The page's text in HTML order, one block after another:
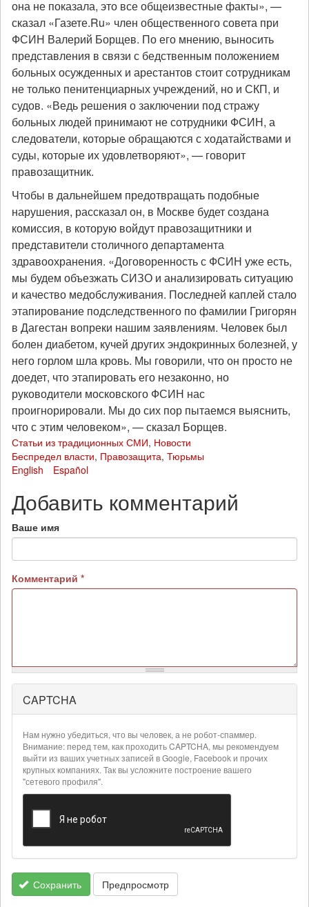
она не показала, это все общеизвестные факты», —
сказал «Газете.Ru» член общественного совета при
ФСИН Валерий Борщев. По его мнению, выносить
представления в связи с бедственным положением
больных осужденных и арестантов стоит сотрудникам
не только пенитенциарных учреждений, но и СКП, и
судов. «Ведь решения о заключении под стражу
больных людей принимают не сотрудники ФСИН, а
следователи, которые обращаются с ходатайствами и
суды, которые их удовлетворяют», — говорит
правозащитник.
Чтобы в дальнейшем предотвращать подобные
нарушения, рассказал он, в Москве будет создана
комиссия, в которую войдут правозащитники и
представители столичного департамента
здравоохранения. «Договоренность с ФСИН уже есть,
мы будем объезжать СИЗО и анализировать ситуацию
и качество медобслуживания. Последней каплей стало
этапирование подследственного по фамилии Григорян
в Дагестан вопреки нашим заявлениям. Человек был
болен диабетом, кучей других эндокринных болезней, у
него горлом шла кровь. Мы говорили, что он просто не
доедет, что этапировать его незаконно, но
руководители московского ФСИН нас
проигнорировали. Мы до сих пор пытаемся выяснить,
что с этим человеком», — сказал Борщев.
Статьи из традиционных СМИ, Новости
Беспредел власти, Правозащита, Тюрьмы
English
Español
Добавить комментарий
Ваше имя
Комментарий *
Более
подробная
информация
текстовых
форматах
CAPTCHA
Нам нужно убедиться, что вы человек, а не робот-спаммер.
Внимание: перед тем, как проходить CAPTCHA, мы рекомендуем
выйти из ваших учетных записей в Google, Facebook и прочих
крупных компаниях. Так вы усложните построение вашего
"сетевого профиля".
Сохранить Предпросмотр